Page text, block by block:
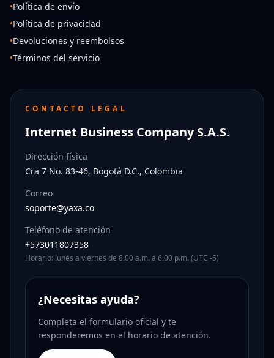
•Política de envío
•Política de privacidad
•Devoluciones y reembolsos
•Términos del servicio
CONTACTO LEGAL
Internet Business Company S.A.S.
Dirección física
Cra 7 No. 83-46, Bogotá D.C., Colombia
Correo
soporte@yaxa.co
Teléfono de atención
+573011807358
Horario: lunes a viernes de 8:00 a.m. a 6:00 p.m. (UTC -5)
¿Necesitas ayuda?
Completa el formulario oficial y te
responderemos en el horario de atención.